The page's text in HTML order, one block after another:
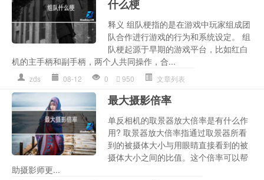
什么梗
释义 组队梗指的是在游戏中玩家组成团
队合作进行游戏的行为和系统设定。 组
队梗起源于早期的游戏平台，比如红白
机的主手柄和副手柄，两个人共同操作，合...
zds 08-12 0 950 文章列表
最大摄影倍率
单反相机的取景器放大倍率是有什么作
用? 取景器放大倍率指通过取景器所看
到的被摄体大小与用眼睛直接看到的被
摄体大小之间的比值。这个倍率可以帮
助摄影师更...